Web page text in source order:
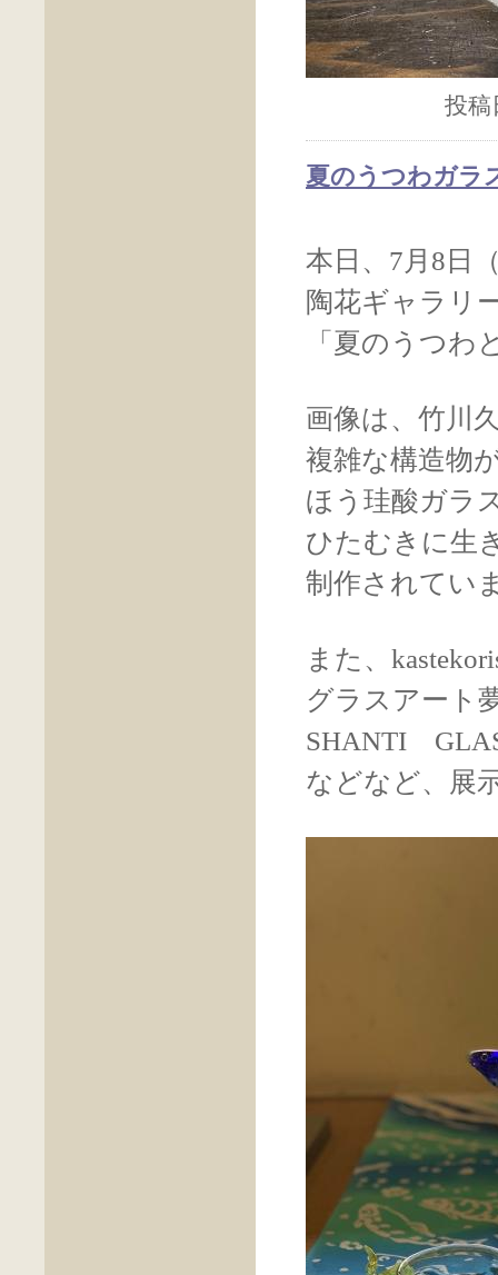
投稿
夏のうつわガラ
本日、7月8日
陶花ギャラリ
「夏のうつわ
画像は、竹川
複雑な構造物
ほう珪酸ガラ
ひたむきに生
制作されてい
また、
グラスアート
SHANTI
などなど、展